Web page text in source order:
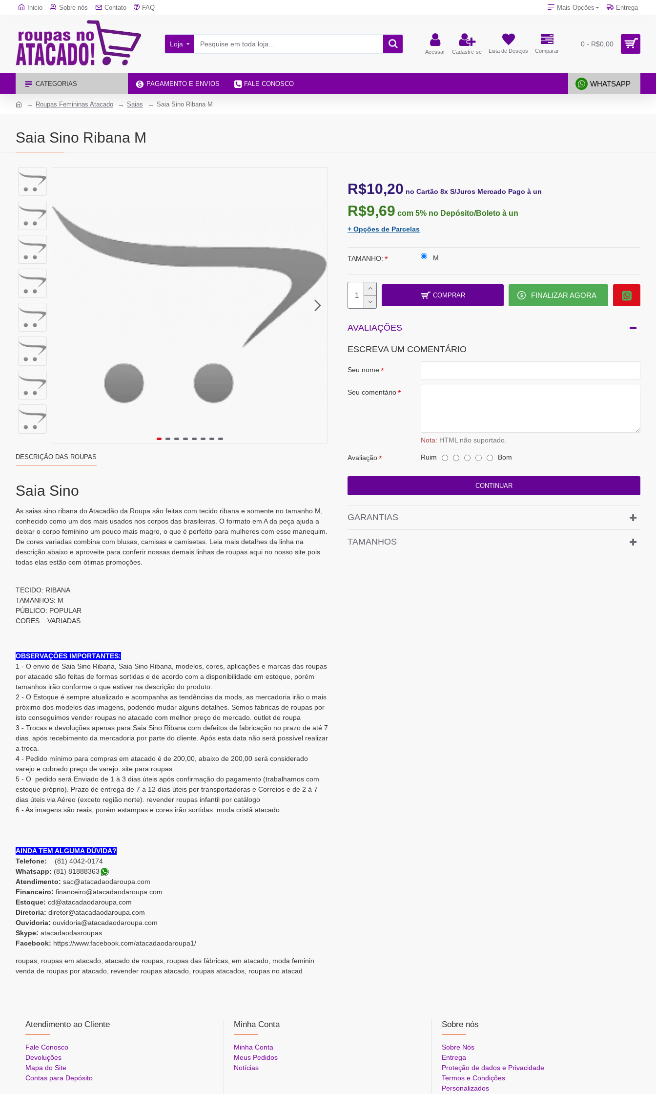
Inicio Sobre nós Contato FAQ Mais Opções Entrega
Loja
Acessar Cadastre-se Lista de Desejos Comparar
0 - R$0,00
CATEGORIAS PAGAMENTO E ENVIOS FALE CONOSCO WHATSAPP
Roupas Femininas Atacado Saias Saia Sino Ribana M
Saia Sino Ribana M
DESCRIÇÃO DAS ROUPAS
Saia Sino
As saias sino ribana do Atacadão da Roupa são feitas com tecido ribana e somente no tamanho M,
conhecido como um dos mais usados nos corpos das brasileiras. O formato em A da peça ajuda a
deixar o corpo feminino um pouco mais magro, o que é perfeito para mulheres com esse manequim.
De cores variadas combina com blusas, camisas e camisetas. Leia mais detalhes da linha na
descrição abaixo e aproveite para conferir nossas demais linhas de roupas aqui no nosso site pois
todas elas estão com ótimas promoções.
TECIDO: RIBANA
TAMANHOS: M
PÚBLICO: POPULAR
CORES : VARIADAS
OBSERVAÇÕES IMPORTANTES:
1 - O envio de Saia Sino Ribana, Saia Sino Ribana, modelos, cores, aplicações e marcas das roupas
por atacado são feitas de formas sortidas e de acordo com a disponibilidade em estoque, porém
tamanhos irão conforme o que estiver na descrição do produto.
2 - O Estoque é sempre atualizado e acompanha as tendências da moda, as mercadoria irão o mais
próximo dos modelos das imagens, podendo mudar alguns detalhes. Somos fabricas de roupas por
isto conseguimos vender roupas no atacado com melhor preço do mercado. outlet de roupa
3 - Trocas e devoluções apenas para Saia Sino Ribana com defeitos de fabricação no prazo de até 7
dias. após recebimento da mercadoria por parte do cliente. Após esta data não será possível realizar
a troca.
4 - Pedido mínimo para compras em atacado é de 200,00, abaixo de 200,00 será considerado
varejo e cobrado preço de varejo. site para roupas
5 - O pedido será Enviado de 1 à 3 dias úteis após confirmação do pagamento (trabalhamos com
estoque próprio). Prazo de entrega de 7 a 12 dias úteis por transportadoras e Correios e de 2 à 7
dias úteis via Aéreo (exceto região norte). revender roupas infantil por catálogo
6 - As imagens são reais, porém estampas e cores irão sortidas. moda cristã atacado
AINDA TEM ALGUMA DÚVIDA?
Telefone: (81) 4042-0174
Whatsapp: (81) 81888363
Atendimento: sac@atacadaodaroupa.com
Financeiro: financeiro@atacadaodaroupa.com
Estoque: cd@atacadaodaroupa.com
Diretoria: diretor@atacadaodaroupa.com
Ouvidoria: ouvidoria@atacadaodaroupa.com
Skype: atacadaodasroupas
Facebook: https://www.facebook.com/atacadaodaroupa1/
roupas, roupas em atacado, atacado de roupas, roupas das fábricas, em atacado, moda feminin
venda de roupas por atacado, revender roupas atacado, roupas atacados, roupas no atacad
R$10,20 no Cartão 8x S/Juros Mercado Pago à un
R$9,69 com 5% no Depósito/Boleto à un
+ Opções de Parcelas
TAMANHO: M
COMPRAR FINALIZAR AGORA
AVALIAÇÕES
ESCREVA UM COMENTÁRIO
Seu nome
Seu comentário
Nota: HTML não suportado.
Avaliação Ruim Bom
CONTINUAR
GARANTIAS
TAMANHOS
Atendimento ao Cliente
Fale Conosco
Devoluções
Mapa do Site
Contas para Depósito
Minha Conta
Minha Conta
Meus Pedidos
Notícias
Sobre nós
Sobre Nós
Entrega
Proteção de dados e Privacidade
Termos e Condições
Personalizados